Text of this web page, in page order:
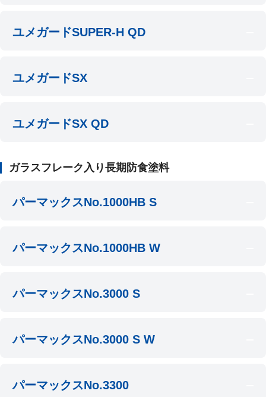
ユメガードSUPER-H QD
ユメガードSX
ユメガードSX QD
ガラスフレーク入り長期防食塗料
パーマックスNo.1000HB S
パーマックスNo.1000HB W
パーマックスNo.3000 S
パーマックスNo.3000 S W
パーマックスNo.3300